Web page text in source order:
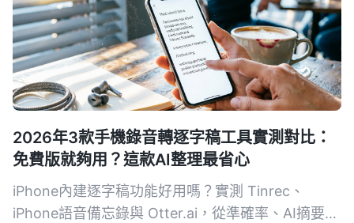
2026年3款手機錄音轉逐字稿工具實測對比：
免費版就夠用？這款AI整理最省心
iPhone內建逐字稿功能好用嗎？實測 Tinrec、
iPhone語音備忘錄與 Otter.ai，從準確率、AI摘要、